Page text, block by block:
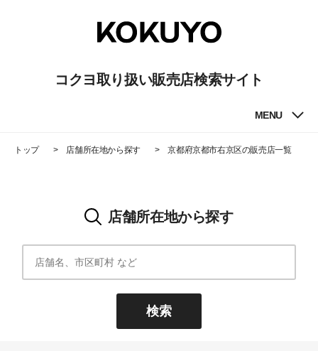
コクヨ取り扱い販売店検索サイト
MENU
トップ 店舗所在地から探す 京都府京都市右京区の販売店一覧
店舗所在地から探す
検索